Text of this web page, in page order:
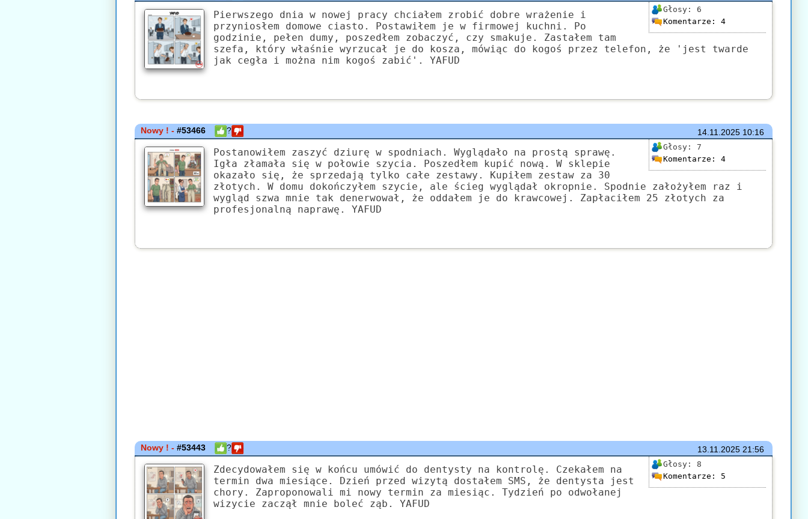
Głosy: 6
Komentarze: 4
Pierwszego dnia w nowej pracy chciałem zrobić dobre wrażenie i
przyniosłem domowe ciasto. Postawiłem je w firmowej kuchni. Po
godzinie, pełen dumy, poszedłem zobaczyć, czy smakuje. Zastałem tam
szefa, który właśnie wyrzucał je do kosza, mówiąc do kogoś przez telefon, że 'jest twarde
jak cegła i można nim kogoś zabić'. YAFUD
14.11.202510:16
Nowy ! -#53466 ?
Głosy: 7
Komentarze: 4
Postanowiłem zaszyć dziurę w spodniach. Wyglądało na prostą sprawę.
Igła złamała się w połowie szycia. Poszedłem kupić nową. W sklepie
okazało się, że sprzedają tylko całe zestawy. Kupiłem zestaw za 30
złotych. W domu dokończyłem szycie, ale ścieg wyglądał okropnie. Spodnie założyłem raz i
wygląd szwa mnie tak denerwował, że oddałem je do krawcowej. Zapłaciłem 25 złotych za
profesjonalną naprawę. YAFUD
13.11.202521:56
Nowy ! -#53443 ?
Głosy: 8
Komentarze: 5
Zdecydowałem się w końcu umówić do dentysty na kontrolę. Czekałem na
termin dwa miesiące. Dzień przed wizytą dostałem SMS, że dentysta jest
chory. Zaproponowali mi nowy termin za miesiąc. Tydzień po odwołanej
wizycie zaczął mnie boleć ząb. YAFUD